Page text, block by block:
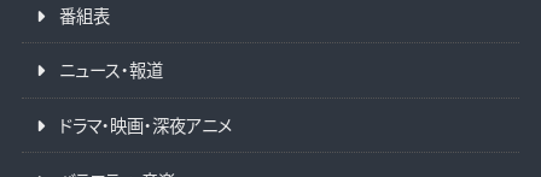
番組表
ニュース・報道
ドラマ・映画・深夜アニメ